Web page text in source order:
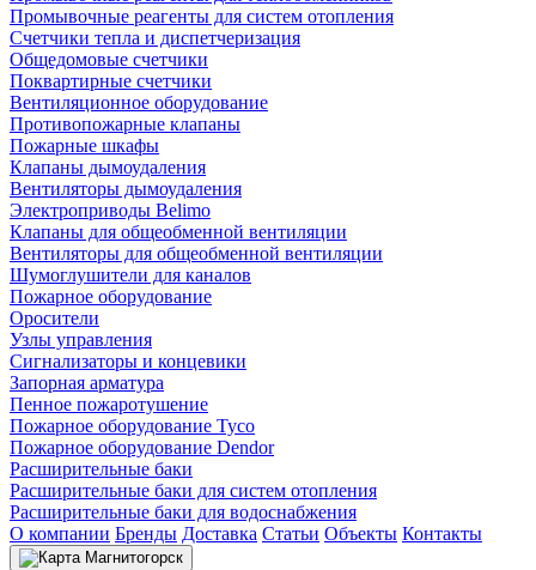
Промывочные реагенты для систем отопления
Счетчики тепла и диспетчеризация
Общедомовые счетчики
Поквартирные счетчики
Вентиляционное оборудование
Противопожарные клапаны
Пожарные шкафы
Клапаны дымоудаления
Вентиляторы дымоудаления
Электроприводы Belimo
Клапаны для общеобменной вентиляции
Вентиляторы для общеобменной вентиляции
Шумоглушители для каналов
Пожарное оборудование
Оросители
Узлы управления
Сигнализаторы и концевики
Запорная арматура
Пенное пожаротушение
Пожарное оборудование Tyco
Пожарное оборудование Dendor
Расширительные баки
Расширительные баки для систем отопления
Расширительные баки для водоснабжения
О компании Бренды Доставка Статьи Объекты Контакты
Магнитогорск